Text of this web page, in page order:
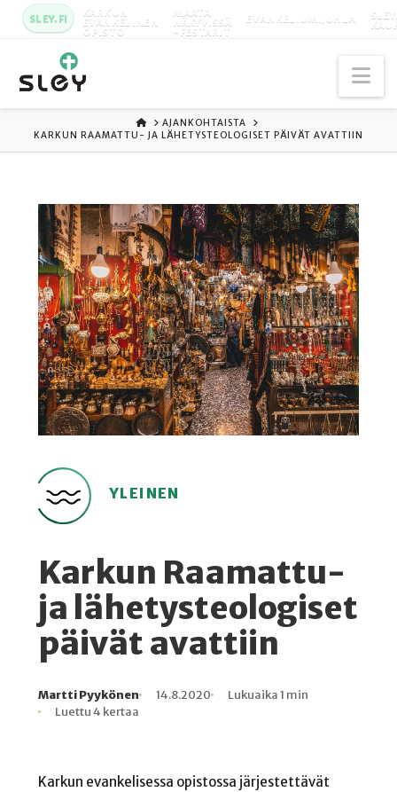
SLEY.FI KARKUN
EVANKELINEN
OPISTO
MAATA
NÄKYVISSÄ
-FESTARIT
EVANKELIUMIJUHLA
ETUSIVU
AJANKOHTAISTA
KARKUN RAAMATTU- JA LÄHETYSTEOLOGISET PÄIVÄT AVATTIIN
YLEINEN
Karkun Raamattu-
ja lähetysteologiset
päivät avattiin
Kirjoittaja
Martti Pyykönen
Julkaistu
14.8.2020
Lukuaika
Lukuaika 1 min
Lukukertoja
Luettu 4 kertaa
Karkun evankelisessa opistossa järjestettävät